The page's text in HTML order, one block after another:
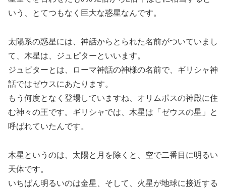
いう、とてつもなく巨大な惑星なんです。
太陽系の惑星には、神話からとられた名前がついていまし
て、木星は、ジュピターといいます。
ジュピターとは、ローマ神話の神様の名前で、ギリシャ神
話ではゼウスにあたります。
もう何度となく登場していますね、オリムポスの神殿に住
む神々の王です。ギリシャでは、木星は「ゼウスの星」と
呼ばれていたんです。
木星というのは、太陽と月を除くと、空で二番目に明るい
天体です。
いちばん明るいのは金星、そして、火星が地球に接近する